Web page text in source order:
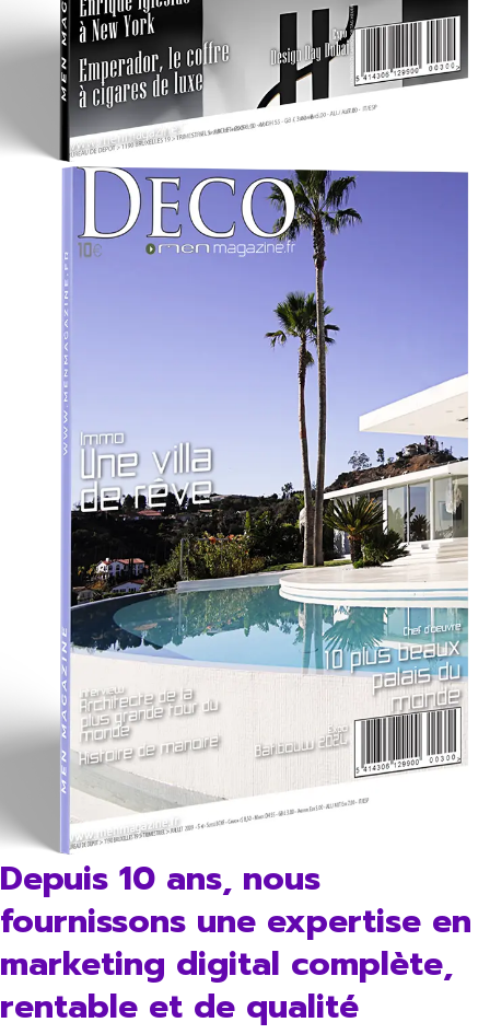
Depuis 10 ans, nous
fournissons une expertise en
marketing digital complète,
rentable et de qualité